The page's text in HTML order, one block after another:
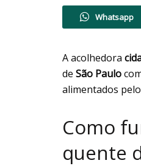
Whatsapp
A acolhedora
de São Paulo
alimentados pelo
Como
quente